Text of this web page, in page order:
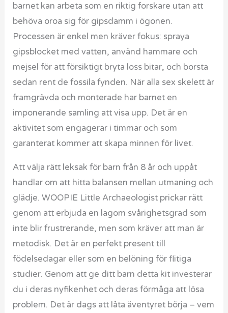
barnet kan arbeta som en riktig forskare utan att
behöva oroa sig för gipsdamm i ögonen.
Processen är enkel men kräver fokus: spraya
gipsblocket med vatten, använd hammare och
mejsel för att försiktigt bryta loss bitar, och borsta
sedan rent de fossila fynden. När alla sex skelett är
framgrävda och monterade har barnet en
imponerande samling att visa upp. Det är en
aktivitet som engagerar i timmar och som
garanterat kommer att skapa minnen för livet.
Att välja rätt leksak för barn från 8 år och uppåt
handlar om att hitta balansen mellan utmaning och
glädje. WOOPIE Little Archaeologist prickar rätt
genom att erbjuda en lagom svårighetsgrad som
inte blir frustrerande, men som kräver att man är
metodisk. Det är en perfekt present till
födelsedagar eller som en belöning för flitiga
studier. Genom att ge ditt barn detta kit investerar
du i deras nyfikenhet och deras förmåga att lösa
problem. Det är dags att låta äventyret börja – vem